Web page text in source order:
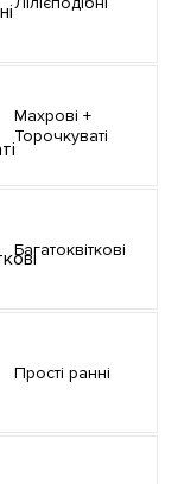
Махрові +
Торочкуваті
Багатоквіткові
Прості ранні